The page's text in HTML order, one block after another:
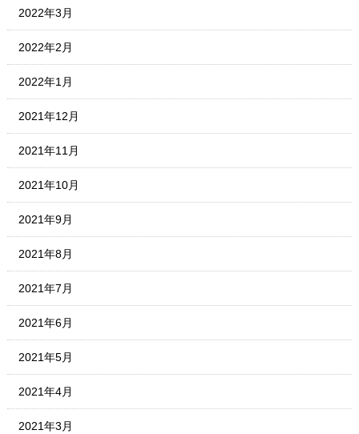
2022年3月
2022年2月
2022年1月
2021年12月
2021年11月
2021年10月
2021年9月
2021年8月
2021年7月
2021年6月
2021年5月
2021年4月
2021年3月